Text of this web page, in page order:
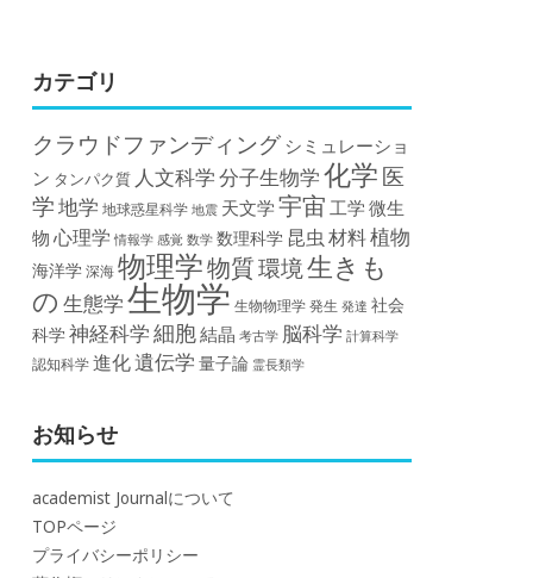
カテゴリ
クラウドファンディングシミュレーショ
ン タンパク質 人文科学分子生物学化学医
学地学 地球惑星科学 地震 天文学 宇宙 工学 微生
物 心理学 情報学 感覚 数学 数理科学 昆虫材料植物
海洋学深海物理学物質環境生きも
の 生態学生物学 生物物理学発生 発達 社会
科学神経科学細胞結晶 考古学 脳科学 計算科学
認知科学進化遺伝学 量子論 霊長類学
お知らせ
academist Journalについて
TOPページ
プライバシーポリシー